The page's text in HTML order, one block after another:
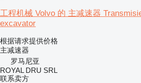
工程机械 Volvo 的 主减速器
excavator
根据请求提供价格
主减速器
罗马尼亚
ROYAL DRU SRL
联系卖方